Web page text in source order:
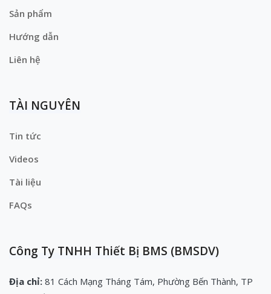
Sản phẩm
Hướng dẫn
Liên hệ
TÀI NGUYÊN
Tin tức
Videos
Tài liệu
FAQs
Công Ty TNHH Thiết Bị BMS (BMSDV)
Địa chỉ: 81 Cách Mạng Tháng Tám, Phường Bến Thành, TP